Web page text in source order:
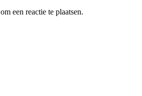
om een reactie te plaatsen.